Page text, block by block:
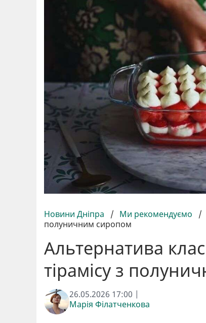
Новини Дніпра / Ми рекомендуємо /
полуничним сиропом
Альтернатива
тірамісу з
26.05.2026 17:00 |
Марія Філатченкова